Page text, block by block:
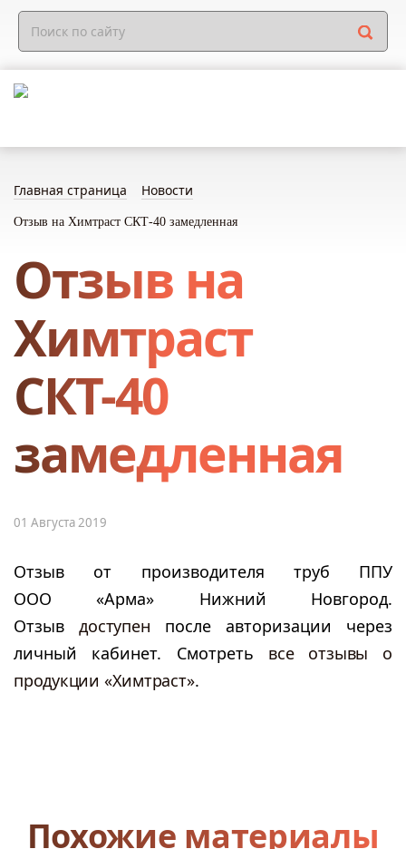
Главная страница Новости
Отзыв на Химтраст СКТ-40 замедленная
Отзыв на
Химтраст
СКТ-40
замедленная
01 Августа 2019
Отзыв от производителя труб ППУ
ООО «Арма» Нижний Новгород.
Отзывдоступен после авторизации через
личный кабинет. Смотреть все отзывы о
продукции «Химтраст».
Похожие материалы